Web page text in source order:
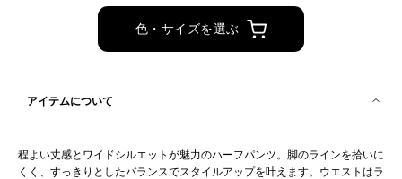
色・サイズを選ぶ
アイテムについて
程よい丈感とワイドシルエットが魅力のハーフパンツ。脚のラインを拾いに
くく、すっきりとしたバランスでスタイルアップを叶えます。ウエストはラ